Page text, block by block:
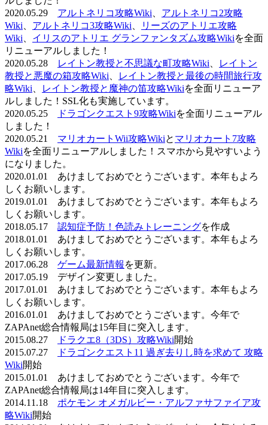
2020.05.29 アルトネリコ攻略Wiki
アルトネリコ2攻略
Wiki
アルトネリコ3攻略Wiki
リーズのアトリエ攻略
Wiki
イリスのアトリエ グランファンタズム攻略Wikiを全面
リニューアルしました！
2020.05.28
レイトン教授と不思議な町攻略Wiki
レイトン
教授と悪魔の箱攻略Wiki
レイトン教授と最後の時間旅行攻
略Wiki
レイトン教授と魔神の笛攻略Wikiを全面リニューア
ルしました！SSL化も実施しています。
2020.05.25
ドラゴンクエスト9攻略Wikiを全面リニューアル
しました！
2020.05.21 マリオカートWii攻略Wikiと マリオカート7攻略
Wikiを全面リニューアルしました！スマホから見やすいよう
になりました。
2020.01.01 あけましておめでとうございます。本年もよろ
しくお願いします。
2019.01.01 あけましておめでとうございます。本年もよろ
しくお願いします。
2018.05.17 認知症予防！色読みトレーニングを作成
2018.01.01 あけましておめでとうございます。本年もよろ
しくお願いします。
2017.06.28 ゲーム最新情報 を更新。
2017.05.19 デザイン変更しました。
2017.01.01 あけましておめでとうございます。本年もよろ
しくお願いします。
2016.01.01 あけましておめでとうございます。今年で
ZAPAnet総合情報局は15年目に突入します。
2015.08.27
ドラクエ8（3DS）攻略Wiki開始
2015.07.27
ドラゴンクエスト11 過ぎ去りし時を求めて 攻略
Wiki開始
2015.01.01 あけましておめでとうございます。今年で
ZAPAnet総合情報局は14年目に突入します。
2014.11.18 ポケモン オメガルビー・アルファサファイア攻
略Wiki開始